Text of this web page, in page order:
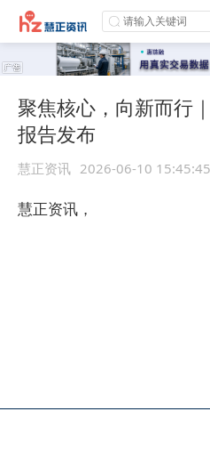
聚焦核心，向新而行
报告发布
慧正资讯 2026-06-10 15:45:45
慧正资讯，